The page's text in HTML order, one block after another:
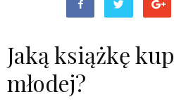
Jaką książkę
młodej?